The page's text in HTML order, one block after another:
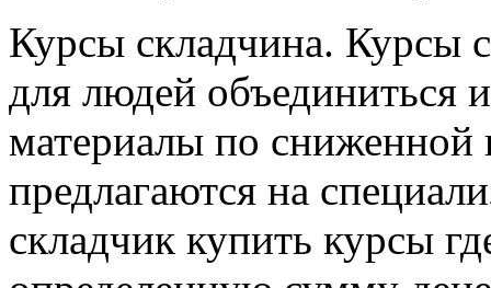
Курсы склaдчинa. Курсы
для людей объединиться
материалы по
предлагаются на
складчик купить курсы